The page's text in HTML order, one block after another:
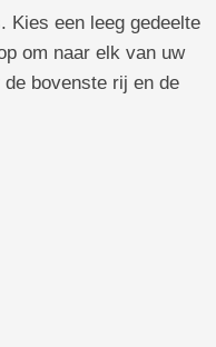
Kies een leeg gedeelte
om naar elk van uw
bovenste rij en de